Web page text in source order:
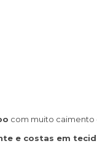
com muito caimento
e costas em